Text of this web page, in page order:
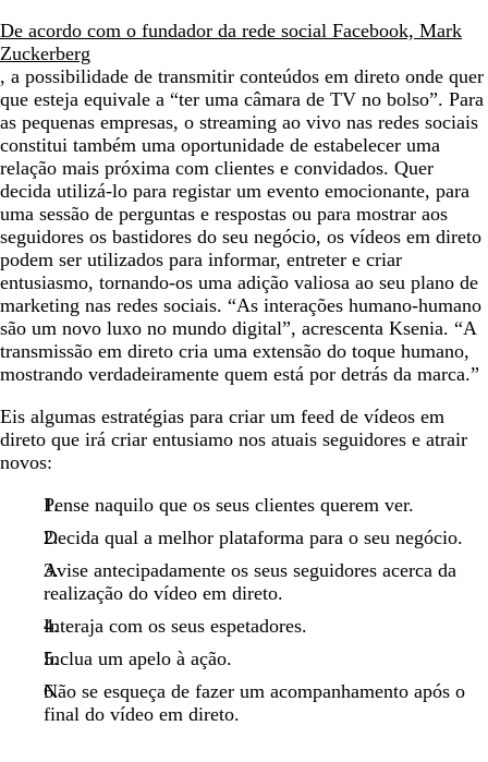
De acordo com o fundador da rede social Facebook, Mark
Zuckerberg
, a possibilidade de transmitir conteúdos em direto onde quer
que esteja equivale a “ter uma câmara de TV no bolso”. Para
as pequenas empresas, o streaming ao vivo nas redes sociais
constitui também uma oportunidade de estabelecer uma
relação mais próxima com clientes e convidados. Quer
decida utilizá-lo para registar um evento emocionante, para
uma sessão de perguntas e respostas ou para mostrar aos
seguidores os bastidores do seu negócio, os vídeos em direto
podem ser utilizados para informar, entreter e criar
entusiasmo, tornando-os uma adição valiosa ao seu plano de
marketing nas redes sociais. “As interações humano-humano
são um novo luxo no mundo digital”, acrescenta Ksenia. “A
transmissão em direto cria uma extensão do toque humano,
mostrando verdadeiramente quem está por detrás da marca.”
Eis algumas estratégias para criar um feed de vídeos em
direto que irá criar entusiamo nos atuais seguidores e atrair
novos:
Pense naquilo que os seus clientes querem ver.
Decida qual a melhor plataforma para o seu negócio.
Avise antecipadamente os seus seguidores acerca da
realização do vídeo em direto.
Interaja com os seus espetadores.
Inclua um apelo à ação.
Não se esqueça de fazer um acompanhamento após o
final do vídeo em direto.